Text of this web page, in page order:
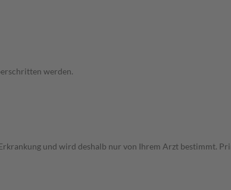
werden.
und wird deshalb nur von Ihrem Arzt bestimmt.